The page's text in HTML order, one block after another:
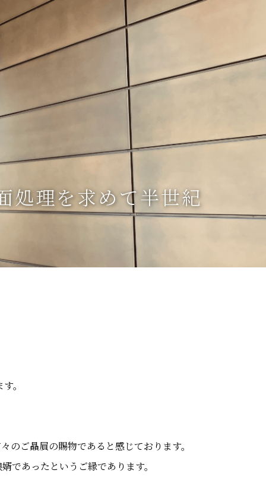
処理を求めて半世紀
。
ご贔屓の賜物であると感じております。
であったというご縁であります。